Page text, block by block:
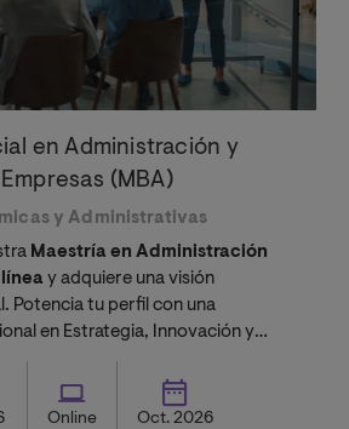
en Administración y
(MBA)
y Administrativas
Maestría en Administración
y adquiere una visión
Potencia tu perfil con una
en Estrategia, Innovación y
Online Oct. 2026